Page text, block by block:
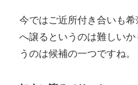
今ではご近所付き合いも
へ譲るというのは難しい
うのは候補の一つですね。